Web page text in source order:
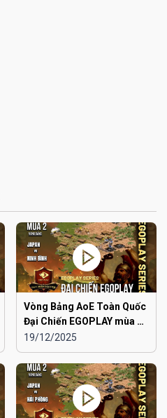
Vòng Bảng AoE Toàn Quốc
Đại Chiến EGOPLAY mùa 2 |
Japan vs Ninh Bình
19/12/2025